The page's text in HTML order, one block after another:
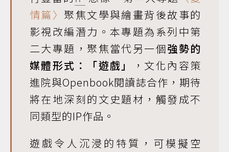
情篇〉 聚焦文學與繪畫背後故事的
影視改編潛力。本專題為系列中第
二大專題，聚焦當代另一個強勢的
媒體形式：「遊戲」
，文化內容策
進院與Openbook閱讀誌合作，期待
將在地深刻的文史題材，觸發成不
同類型的IP作品。
遊戲令人沉浸的特質，可模擬空